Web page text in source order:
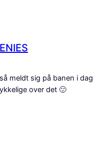
meldt sig på banen i dag
over det 🙂